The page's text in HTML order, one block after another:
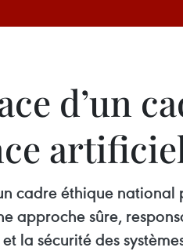
d’un
cadre éthique
approche sûre,
la sécurité des